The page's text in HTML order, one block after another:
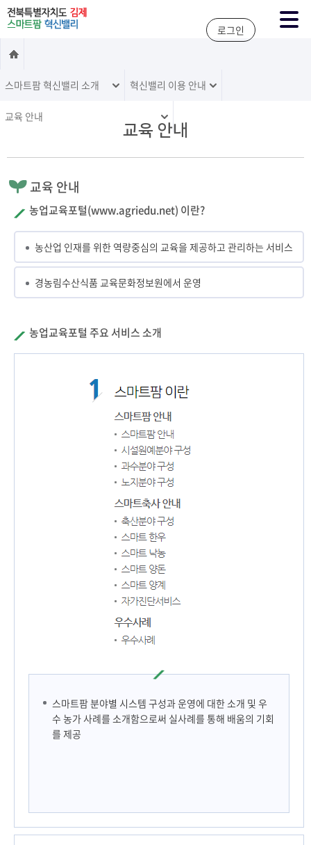
주메뉴 바로가기
본문 바로가기
로그인
스마트팜 혁신밸리 소개 혁신밸리 이용 안내
교육 안내
교육 안내
교육 안내
농업교육포털(www.agriedu.net) 이란?
농산업 인재를 위한 역량중심의 교육을 제공하고 관리하는 서비스
경농림수산식품 교육문화정보원에서 운영
농업교육포털 주요 서비스 소개
스마트팜 분야별 시스템 구성과 운영에 대한 소개 및 우
수 농가 사례를 소개함으로써 실사례를 통해 배움의 기회
를 제공